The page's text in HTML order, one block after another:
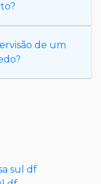
de um
sul df